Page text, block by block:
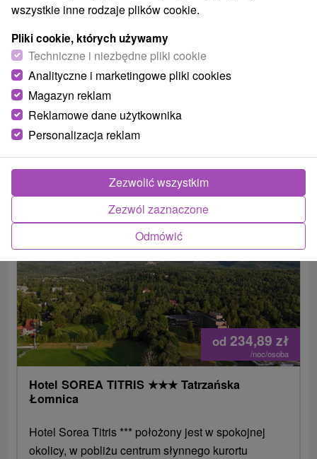
Hotel Lomnica★★★★Tatrzańska Łomnica
Legendarny Hotel Lomnica ***** w centrum
Tatrzańskiej Łomnicy pisze swoją historię od 1894
roku. Budynek, zaprojektowany przez architekta
Gedeona...
od 234,89 zł
/noc/osoba
Hotel SOREA TITRIS ★★★ Tatrzańska
Łomnica
Hotel Sorea Titris *** położony jest w spokojnej
okolicy, w pobliżu centrum słynnego kurortu
wszystkie inne rodzaje plików cookie.
Pliki cookie, których używamy
Techniczne i niezbędne pliki cookie
Analityczne i marketingowe pliki cookies
Magazyn reklam
Reklamowe dane użytkownika
Personalizacja reklam
Odmówić
Zezwól zaznaczone
Zezwolić wszystkim